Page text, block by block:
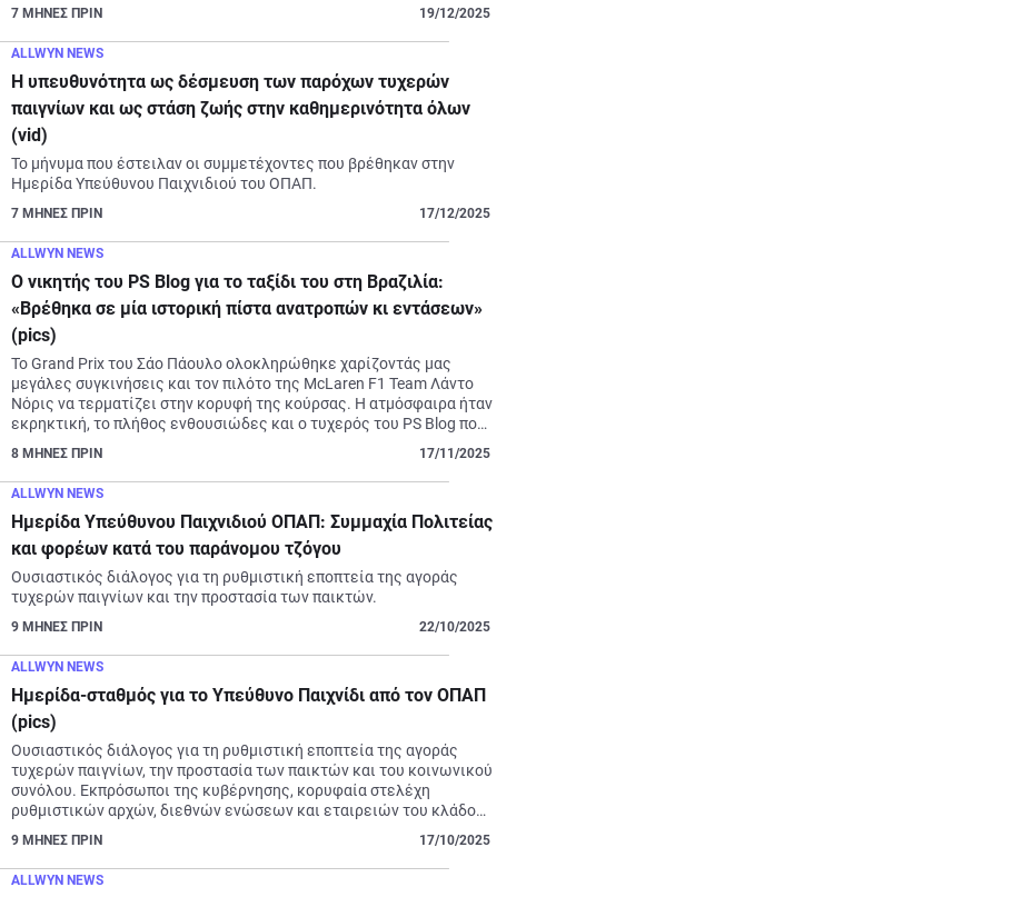
7 ΜΗΝΕΣ ΠΡΙΝ 19/12/2025
ALLWYN NEWS
Η υπευθυνότητα ως δέσμευση των παρόχων τυχερών
παιγνίων και ως στάση ζωής στην καθημερινότητα όλων
(vid)
Το μήνυμα που έστειλαν οι συμμετέχοντες που βρέθηκαν στην
Ημερίδα Υπεύθυνου Παιχνιδιού του ΟΠΑΠ.
7 ΜΗΝΕΣ ΠΡΙΝ 17/12/2025
ALLWYN NEWS
Ο νικητής του PS Blog για το ταξίδι του στη Βραζιλία:
«Βρέθηκα σε μία ιστορική πίστα ανατροπών κι εντάσεων»
(pics)
Το Grand Prix του Σάο Πάουλο ολοκληρώθηκε χαρίζοντάς μας
μεγάλες συγκινήσεις και τον πιλότο της McLaren F1 Team Λάντο
Νόρις να τερματίζει στην κορυφή της κούρσας. Η ατμόσφαιρα ήταν
εκρηκτική, το πλήθος ενθουσιώδες και ο τυχερός του PS Blog που
εμπειρία που έζησε.
8 ΜΗΝΕΣ ΠΡΙΝ 17/11/2025
ALLWYN NEWS
Ημερίδα Υπεύθυνου Παιχνιδιού ΟΠΑΠ: Συμμαχία Πολιτείας
και φορέων κατά του παράνομου τζόγου
Ουσιαστικός διάλογος για τη ρυθμιστική εποπτεία της αγοράς
τυχερών παιγνίων και την προστασία των παικτών.
9 ΜΗΝΕΣ ΠΡΙΝ 22/10/2025
ALLWYN NEWS
Ημερίδα-σταθμός για το Υπεύθυνο Παιχνίδι από τον ΟΠΑΠ
(pics)
Ουσιαστικός διάλογος για τη ρυθμιστική εποπτεία της αγοράς
τυχερών παιγνίων, την προστασία των παικτών και του κοινωνικού
συνόλου. Εκπρόσωποι της κυβέρνησης, κορυφαία στελέχη
ρυθμιστικών αρχών, διεθνών ενώσεων και εταιρειών του κλάδου
Παιχνίδι και την πάταξη του παράνομου τζόγου.
9 ΜΗΝΕΣ ΠΡΙΝ 17/10/2025
ALLWYN NEWS